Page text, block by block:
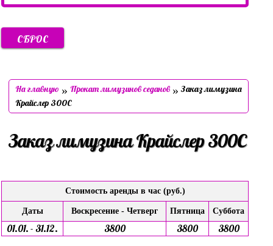
СБРОС
На главную » Прокат лимузинов седанов » Заказ лимузина
Крайслер 300С
Заказ лимузина Крайслер 300С
Стоимость аренды в час (руб.)
Даты Воскресение - Четверг Пятница Суббота
01.01. - 31.12. 3800 3800 3800